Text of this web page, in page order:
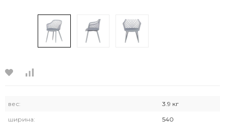
вес: 3.9 кг
ширина: 540